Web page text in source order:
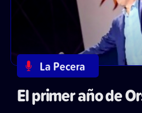
La Pecera
El primer año de